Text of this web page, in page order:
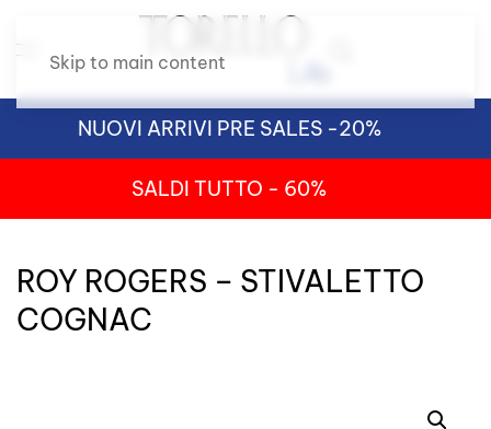
Skip to main content
NUOVI ARRIVI PRE SALES -20%
SALDI TUTTO - 60%
ROY ROGERS – STIVALETTO
COGNAC